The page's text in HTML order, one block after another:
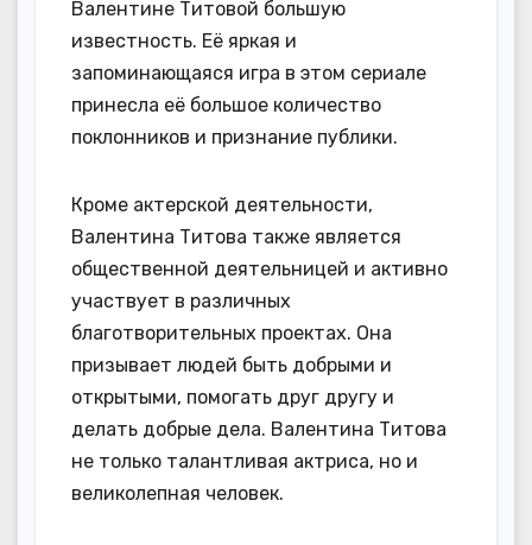
Валентине Титовой большую
известность. Её яркая и
запоминающаяся игра в этом сериале
принесла её большое количество
поклонников и признание публики.
Кроме актерской деятельности,
Валентина Титова также является
общественной деятельницей и активно
участвует в различных
благотворительных проектах. Она
призывает людей быть добрыми и
открытыми, помогать друг другу и
делать добрые дела. Валентина Титова
не только талантливая актриса, но и
великолепная человек.